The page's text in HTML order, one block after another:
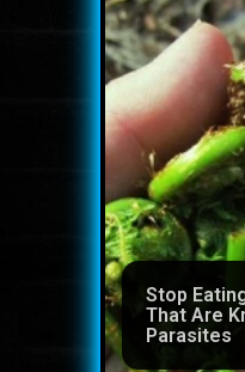
Stop
That Are
Parasites